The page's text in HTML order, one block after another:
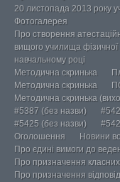
20 листопада 2013 року
Фотогалерея
Про створення
вищого училища фізичної
навчальному році
Методична скринька
Методична скринька
Методична скринька
#5387 (без назви)
#5425 (без назви)
Оголошення
Новини
Про єдині вимоги до
Про призначення класних
Про призначення